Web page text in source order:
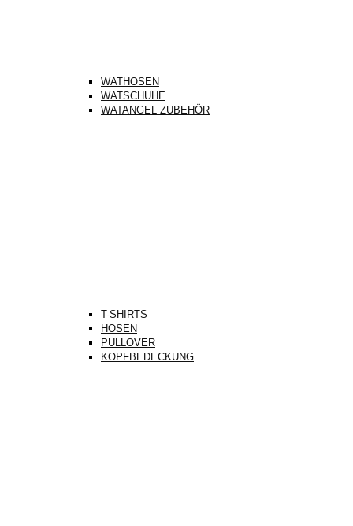
WATHOSEN
WATSCHUHE
WATANGEL ZUBEHÖR
T-SHIRTS
HOSEN
PULLOVER
KOPFBEDECKUNG